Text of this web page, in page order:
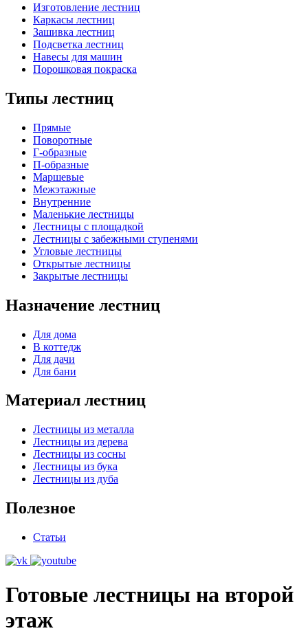
Изготовление лестниц
Каркасы лестниц
Зашивка лестниц
Подсветка лестниц
Навесы для машин
Порошковая покраска
Типы лестниц
Прямые
Поворотные
Г-образные
П-образные
Маршевые
Межэтажные
Внутренние
Маленькие лестницы
Лестницы с площадкой
Лестницы с забежными ступенями
Угловые лестницы
Открытые лестницы
Закрытые лестницы
Назначение лестниц
Для дома
В коттедж
Для дачи
Для бани
Материал лестниц
Лестницы из металла
Лестницы из дерева
Лестницы из сосны
Лестницы из бука
Лестницы из дуба
Полезное
Статьи
Готовые лестницы на второй
этаж